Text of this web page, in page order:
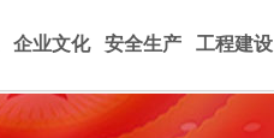
企业文化 安全生产 工程建设